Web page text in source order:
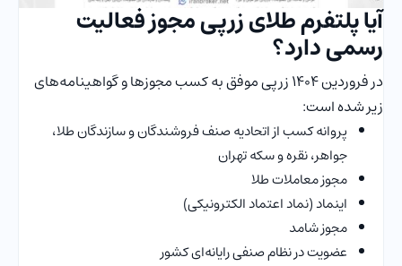
آیا پلتفرم طلای زرپی مجوز فعالیت
رسمی دارد؟
در فروردین 1404 زرپی موفق به کسب مجوزها و گواهینامه‌های
زیر شده است:
پروانه کسب از اتحادیه صنف فروشندگان و سازندگان طلا،
جواهر، نقره و سکه تهران
مجوز معاملات طلا
اینماد (نماد اعتماد الکترونیکی)
مجوز شامد
عضویت در نظام صنفی رایانه‌ای کشور